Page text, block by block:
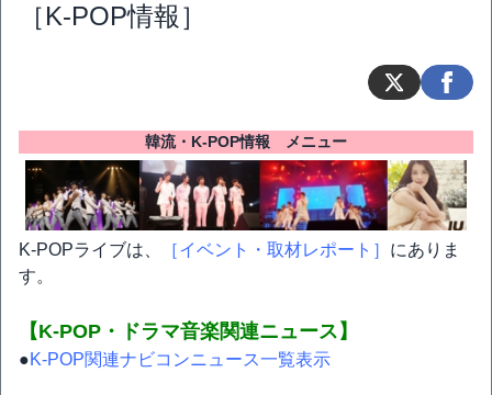
［K-POP情報］
韓流・K-POP情報 メニュー
K-POPライブは、 ［イベント・取材レポート］ にありま
す。
【K-POP・ドラマ音楽関連ニュース】
●K-POP関連ナビコンニュース一覧表示